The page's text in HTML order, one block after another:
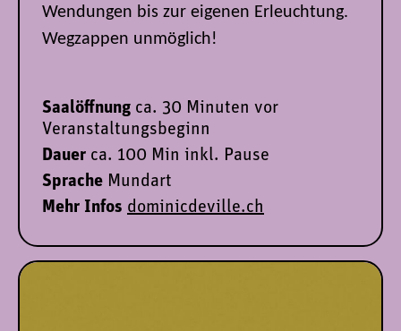
Wendungen bis zur eigenen Erleuchtung.
Wegzappen unmöglich!
Saalöffnung ca. 30 Minuten vor
Veranstaltungsbeginn
Dauer ca. 100 Min inkl. Pause
Sprache Mundart
Mehr Infos dominicdeville.ch